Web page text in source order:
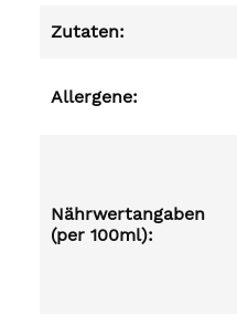
Zutaten:
Allergene:
Nährwertangaben
(per 100ml):